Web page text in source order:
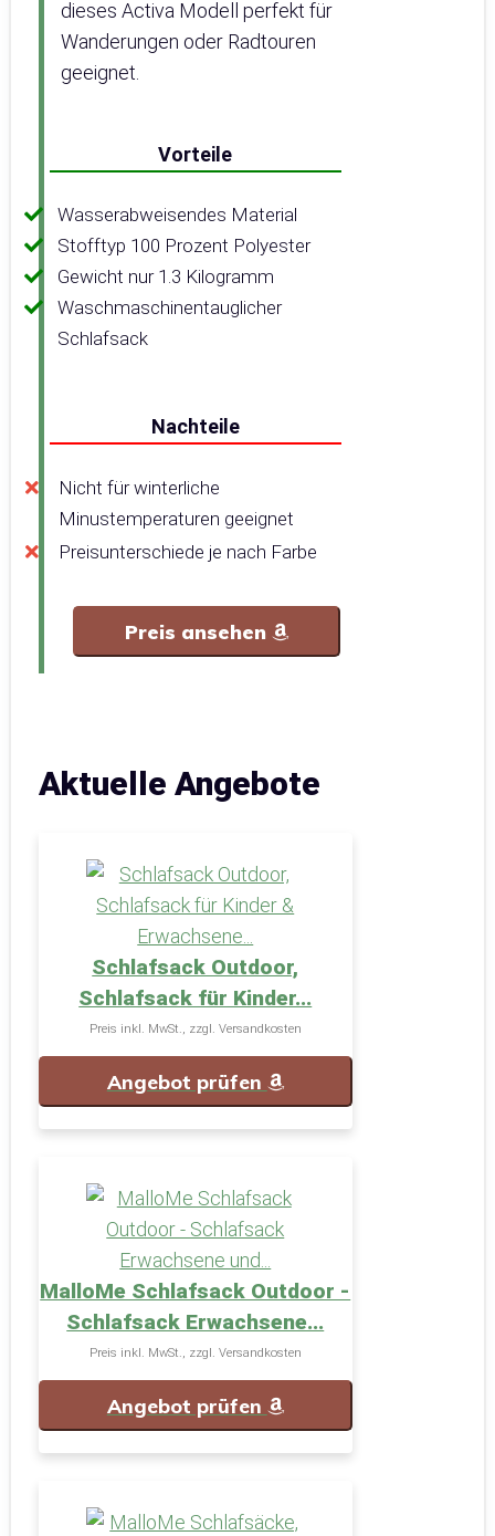
dieses Activa Modell perfekt für
Wanderungen oder Radtouren
geeignet.
Vorteile
Wasserabweisendes Material
Stofftyp 100 Prozent Polyester
Gewicht nur 1.3 Kilogramm
Waschmaschinentauglicher
Schlafsack
Nachteile
Nicht für winterliche
Minustemperaturen geeignet
Preisunterschiede je nach Farbe
Preis ansehen
Aktuelle Angebote
Schlafsack Outdoor,
Schlafsack für Kinder...
Preis inkl. MwSt., zzgl. Versandkosten
Angebot prüfen
MalloMe Schlafsack Outdoor -
Schlafsack Erwachsene...
Preis inkl. MwSt., zzgl. Versandkosten
Angebot prüfen